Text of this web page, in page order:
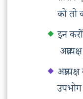
को तो
इन